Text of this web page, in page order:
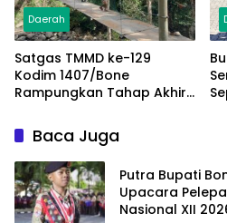
Daerah
Satgas TMMD ke-129
Kodim 1407/Bone
Rampungkan Tahap Akhir
Pattuku, Jaring Pengaman
Mulai Terpasang
Baca Juga
Putra Bupati
Upacara
Nasional XII